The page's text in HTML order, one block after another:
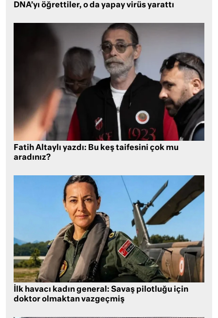
DNA’yı öğrettiler, o da yapay virüs yarattı
Fatih Altaylı yazdı: Bu keş taifesini çok mu
aradınız?
İlk havacı kadın general: Savaş pilotluğu için
doktor olmaktan vazgeçmiş